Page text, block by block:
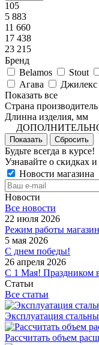
105
5 883
11 660
17 438
23 215
Бренд
Belamos
Stout
Агава
Джилекс
Показать все
Страна производитель
Длинна изделия, мм
Показать Сбросить
Будьте всегда в курсе!
Узнавайте о скидках
Новости магазина
Новости
Все новости
22 июля 2026
Режим работы
5 мая 2026
С днем победы!
26 апреля 2026
С 1 Мая! Праздником
Статьи
Все статьи
Эксплуатация
Рассчитать объем